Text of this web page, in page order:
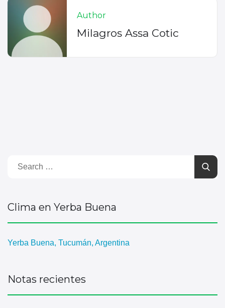
Author
Milagros Assa Cotic
Clima en Yerba Buena
Yerba Buena, Tucumán, Argentina
Notas recientes